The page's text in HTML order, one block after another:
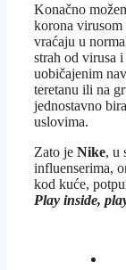
Konačno
korona virusom
vraćaju u
strah od virusa
uobičajenim
teretanu ili na
jednostavno
uslovima.
Zato je Nike, u
influenserima,
kod kuće,
Play inside,